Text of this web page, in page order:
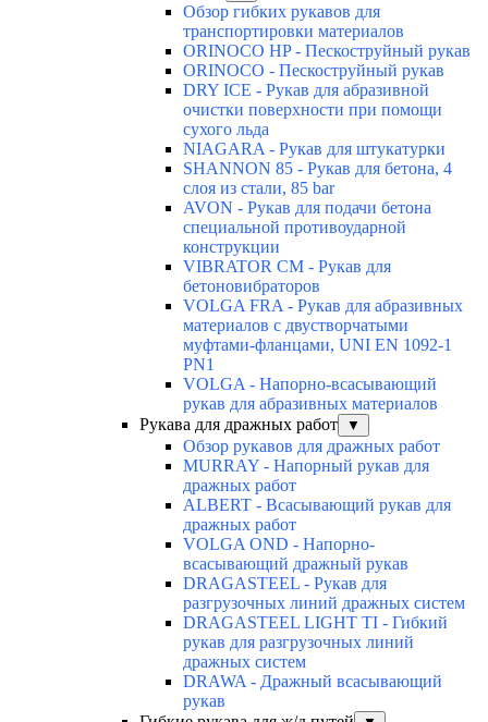
Обзор гибких рукавов для
транспортировки материалов
ORINOCO HP - Пескоструйный рукав
ORINOCO - Пескоструйный рукав
DRY ICE - Рукав для абразивной
очистки поверхности при помощи
сухого льда
NIAGARA - Рукав для штукатурки
SHANNON 85 - Рукав для бетона, 4
слоя из стали, 85 bar
AVON - Рукав для подачи бетона
специальной противоударной
конструкции
VIBRATOR CM - Рукав для
бетоновибраторов
VOLGA FRA - Рукав для абразивных
материалов с двустворчатыми
муфтами-фланцами, UNI EN 1092-1
PN1
VOLGA - Напорно-всасывающий
рукав для абразивных материалов
Рукава для дражных работ
▼
Обзор рукавов для дражных работ
MURRAY - Напорный рукав для
дражных работ
ALBERT - Всасывающий рукав для
дражных работ
VOLGA OND - Напорно-
всасывающий дражный рукав
DRAGASTEEL - Рукав для
разгрузочных линий дражных систем
DRAGASTEEL LIGHT TI - Гибкий
рукав для разгрузочных линий
дражных систем
DRAWA - Дражный всасывающий
рукав